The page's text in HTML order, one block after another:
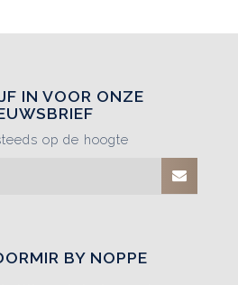
IN VOOR ONZE
op de hoogte
BY NOPPE